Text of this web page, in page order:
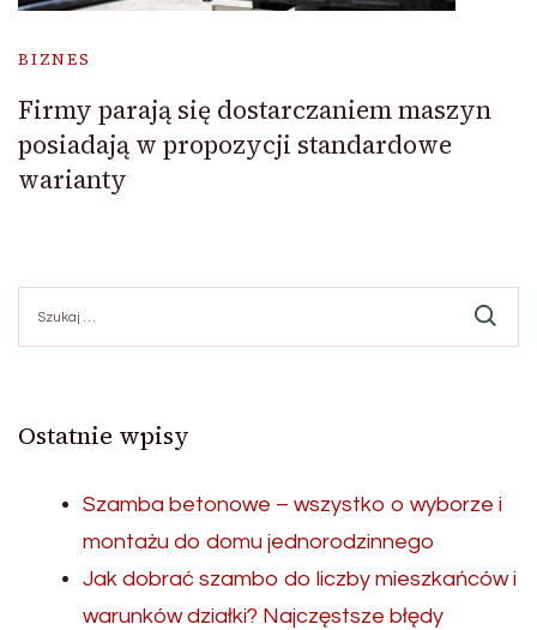
BIZNES
Firmy parają się dostarczaniem maszyn
posiadają w propozycji standardowe
warianty
Ostatnie wpisy
Szamba betonowe – wszystko o wyborze i
montażu do domu jednorodzinnego
Jak dobrać szambo do liczby mieszkańców i
warunków działki? Najczęstsze błędy